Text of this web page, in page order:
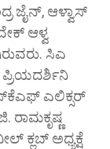
ಜೈನ್, ಆಳ್ವಾಸ್
ಆಳ್ವ
ಸಿಎ
ಪ್ರಿಯದರ್ಶಿನಿ
ಎಲಿಕ್ಸರ್
ರಾಮಕೃಷ್ಣ
ಕ್ಲಬ್ ಅಧ್ಯಕ್ಷೆ